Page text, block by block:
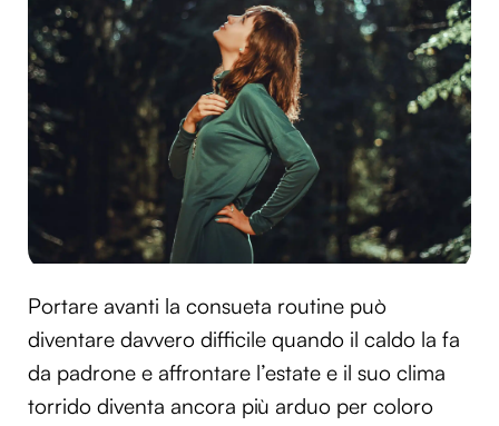
Portare avanti la consueta routine può
diventare davvero difficile quando il caldo la fa
da padrone e affrontare l’estate e il suo clima
torrido diventa ancora più arduo per coloro